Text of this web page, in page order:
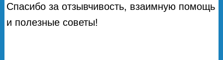
Спасибо за отзывчивость, взаимную помощь
и полезные советы!